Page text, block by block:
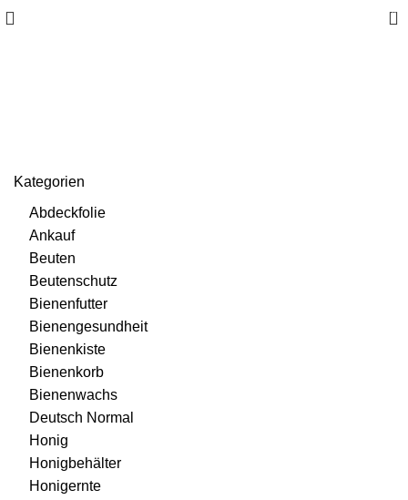
0
Kategorien
Abdeckfolie
Ankauf
Beuten
Beutenschutz
Bienenfutter
Bienengesundheit
Bienenkiste
Bienenkorb
Bienenwachs
Deutsch Normal
Honig
Honigbehälter
Honigernte